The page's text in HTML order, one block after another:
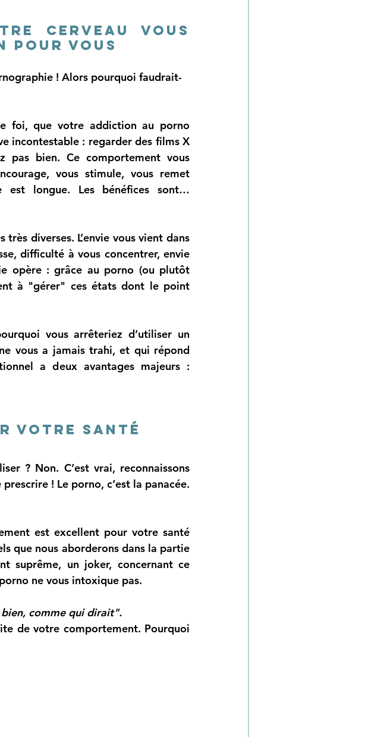
cerveau vous
pour vous
! Alors pourquoi faudrait-
foi, que votre addiction au porno
incontestable : regarder des films X
pas bien. Ce comportement vous
vous stimule, vous remet
longue. Les bénéfices sont…
diverses. L’envie vous vient dans
difficulté à vous concentrer, envie
opère : grâce au porno (ou plutôt
à "gérer" ces états dont le point
vous arrêteriez d’utiliser un
vous a jamais trahi, et qui répond
a deux avantages majeurs :
votre santé
? Non. C’est vrai, reconnaissons
! Le porno, c’est la panacée.
est excellent pour votre santé
suprême, un joker, concernant ce
ne vous intoxique pas.
bien, comme qui dirait".
de votre comportement. Pourquoi